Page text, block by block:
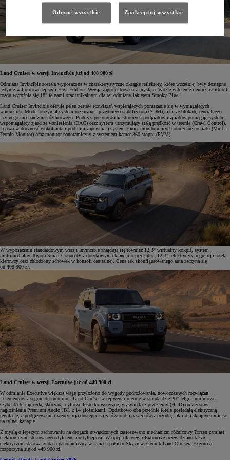
Land Cruiser w wersji Invincible już od 408 900 zł
Odmiana Invincible została wyposażona w charakterystyczne okrągłe reflektory, które wcześniej były dostępne
jedynie w limitowanej serii First Edition. Wersja zaprojektowana z myślą o jeździe w terenie i entuzjastach off-
roadu wyróżnia się 18" felgami oraz unikalnym dla tej odmiany lakierem Smoky Blue.
Land Cruiser Invincible oferuje pełen zestaw rozwiązań wspierających poruszanie się w wymagających
warunkach. Model otrzymał system rozłączania przedniego stabilizatora (SDM), a także blokadę centralnego
i tylnego mechanizmu różnicowego. Podczas pokonywania stromych podjazdów i zjazdów pomagają system
wspomagający zjazd ze wzniesienia (DAC) oraz system utrzymujący stałą prędkość w terenie (Crawl Control).
Lepszą widoczność wokół auta i pod nim zapewniają system kamer monitorujących otoczenie pojazdu (Multi-
Terrain Monitor) oraz monitor panoramiczny z systemem kamer 360 stopni (PVM).
W wyposażeniu standardowym wersji Invincible znajdują się również 12,3" wirtualny kokpit, system
multimedialny Toyota Smart Connect+ z dotykowym ekranem o przekątnej 12,3", elektryczna regulacja fotela
kierowcy oraz chłodzony schowek w konsoli centralnej. Cena tak skonfigurowanego auta zaczyna się
od 408 900 zł.
Land Cruiser w wersji Executive już od 449 900 zł
W odmianie Executive większą wagę przyłożono do wygody podróżowania, nowoczesnych rozwiązań
i elementów z segmentu premium. Land Cruiser w tej wersji oferuje w standardzie 20" felgi aluminiowe,
szyberdach, tapicerkę skórzaną, cyfrowe lusterko wsteczne, wyświetlacz przezierny (HUD) oraz zestaw
nagłośnienia Premium Audio JBL z 14 głośnikami. Dodatkowo oba przednie fotele posiadają elektryczną
regulację, a podgrzewanie i wentylacja dostępne są zarówno dla pasażerów z przodu, jak i dla skrajnych miejsc
na tylnej kanapie.
Z myślą o lepszym zachowaniu na drogach utwardzonych zastosowano mechanizm różnicowy Torsen zamiast
elektronicznie sterowanego dyferencjału tylnej osi. W opcji dla wersji Executive przewidziano także
elektrycznie starowany dach panoramiczny w ramach pakietu Skyview. Cennik Land Cruisera Executive
rozpoczyna się od 449 900 zł.
Odrzuć wszystkie Zaakceptuj wszystkie